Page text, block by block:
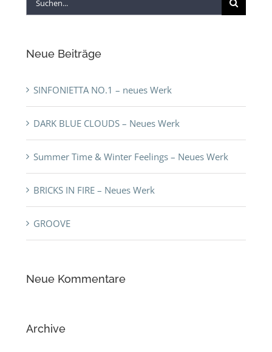
Neue Beiträge
SINFONIETTA NO.1 – neues Werk
DARK BLUE CLOUDS – Neues Werk
Summer Time & Winter Feelings – Neues Werk
BRICKS IN FIRE – Neues Werk
GROOVE
Neue Kommentare
Archive